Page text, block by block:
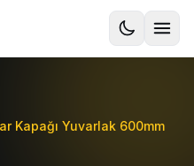
Kapağı Yuvarlak 600mm